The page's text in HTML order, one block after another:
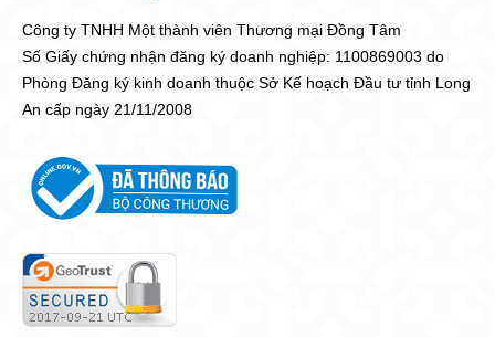
Công ty TNHH Một thành viên Thương mại Đồng Tâm
Số Giấy chứng nhận đăng ký doanh nghiệp: 1100869003 do
Phòng Đăng ký kinh doanh thuộc Sở Kế hoạch Đầu tư tỉnh Long
An cấp ngày 21/11/2008